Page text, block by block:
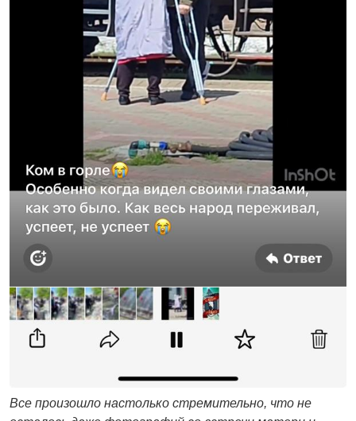
Все произошло настолько стремительно, что не